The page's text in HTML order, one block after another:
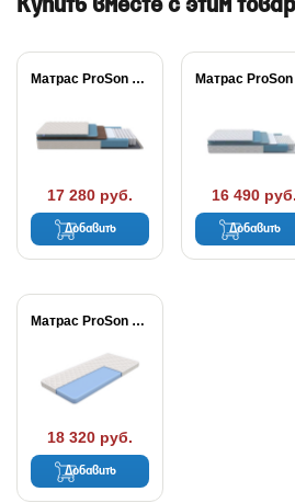
Купить вместе с этим
Матрас ProSon FIRST...
17 280 руб.
Добавить
16 490 руб.
Добавить
Матрас ProSon First...
18 320 руб.
Добавить